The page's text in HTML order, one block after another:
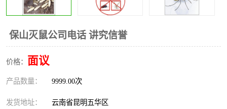
保山灭鼠公司电话 讲究信誉
价格： 面议
产品数量： 9999.00次
发货地址： 云南省昆明五华区